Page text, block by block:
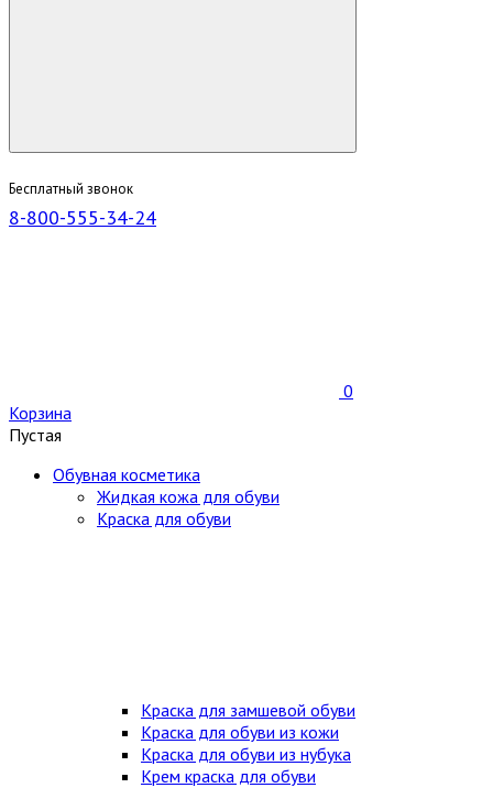
Бесплатный звонок
8-800-555-34-24
0
Корзина
Пустая
Обувная косметика
Жидкая кожа для обуви
Краска для обуви
Краска для замшевой обуви
Краска для обуви из кожи
Краска для обуви из нубука
Крем краска для обуви